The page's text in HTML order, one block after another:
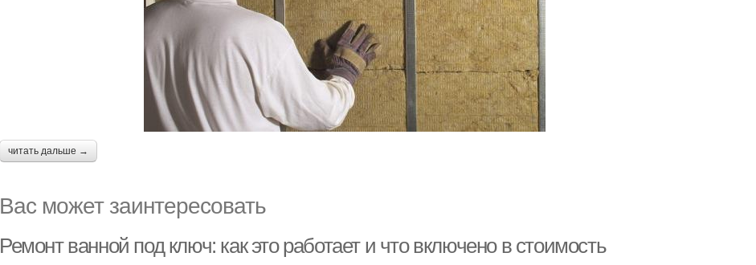
читать дальше →
Вас может заинтересовать
Ремонт ванной под ключ: как это работает и что включено в стоимость